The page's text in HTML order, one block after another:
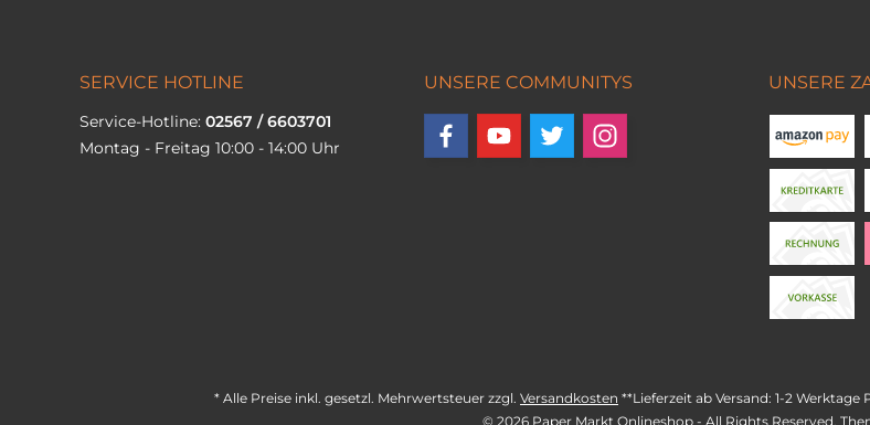
SERVICE HOTLINE
Service-Hotline: 02567 / 6603701
Montag - Freitag 10:00 - 14:00 Uhr
UNSERE COMMUNITYS UNSERE
* Alle Preise inkl. gesetzl. Mehrwertsteuer zzgl. Versandkosten **Lieferzeit ab Versand: 1-2
© 2026 Paper Markt Onlineshop - All Rights Reserved.